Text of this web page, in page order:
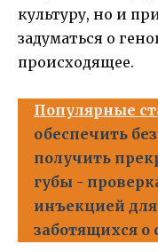
культуру, но и
задуматься о
происходящее.
Популярные
обеспечить
получить
губы -
инъекцией
заботящихся о